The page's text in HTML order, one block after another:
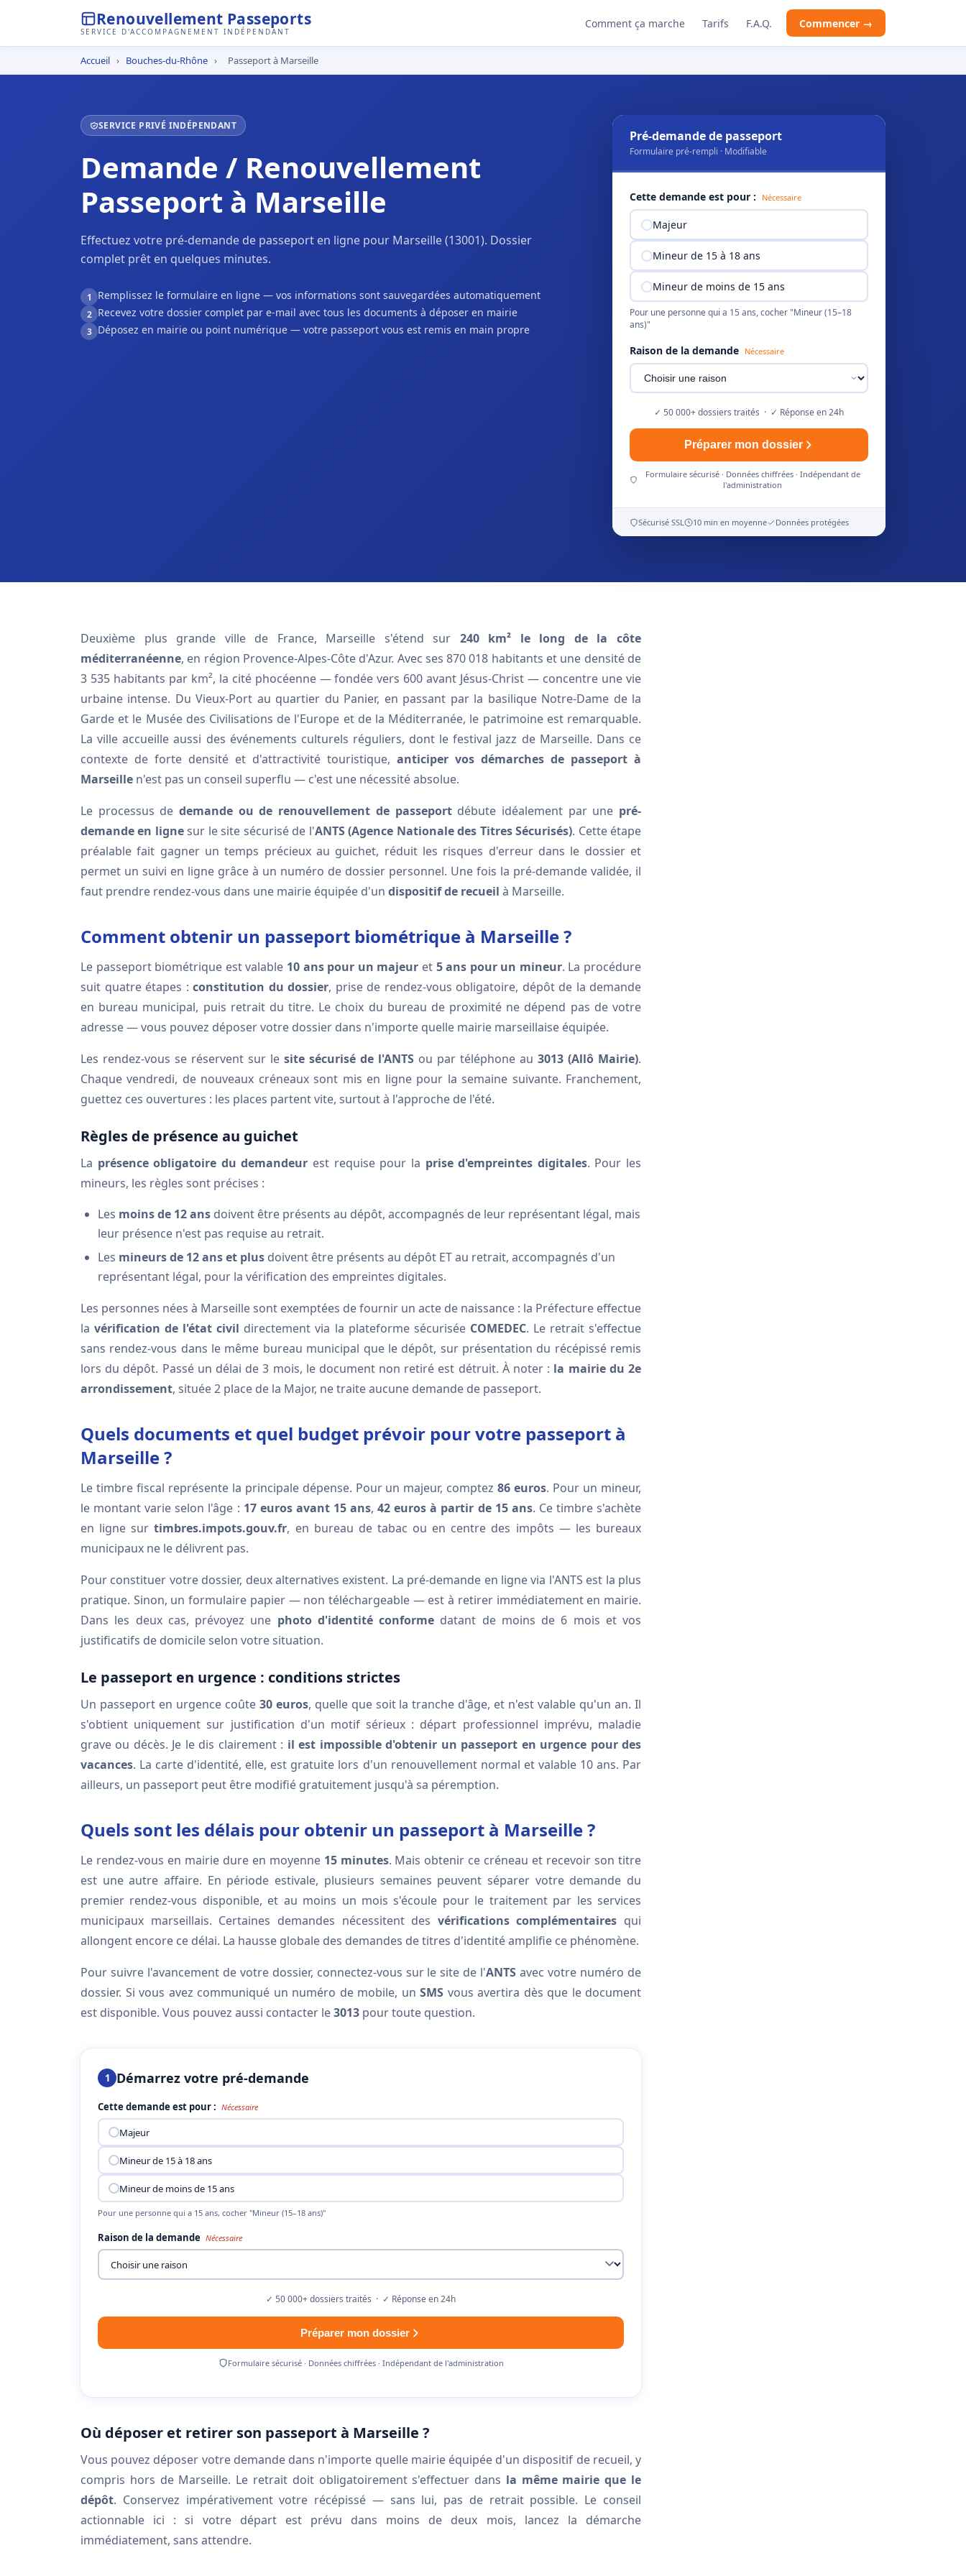
Renouvellement Passeports
SERVICE D'ACCOMPAGNEMENT INDÉPENDANT
Comment ça marche Tarifs F.A.Q. Commencer →
Accueil › Bouches-du-Rhône › Passeport à Marseille
SERVICE PRIVÉ INDÉPENDANT
Demande / Renouvellement
Passeport à Marseille
Effectuez votre pré-demande de passeport en ligne pour Marseille (13001). Dossier
complet prêt en quelques minutes.
1 Remplissez le formulaire en ligne — vos informations sont sauvegardées automatiquement
2 Recevez votre dossier complet par e-mail avec tous les documents à déposer en mairie
3 Déposez en mairie ou point numérique — votre passeport vous est remis en main propre
Pré-demande de passeport
Formulaire pré-rempli · Modifiable
Cette demande est pour : Nécessaire
Majeur
Mineur de 15 à 18 ans
Mineur de moins de 15 ans
Pour une personne qui a 15 ans, cocher "Mineur (15–18
ans)"
Raison de la demande Nécessaire
✓ 50 000+ dossiers traités · ✓ Réponse en 24h
Préparer mon dossier
Formulaire sécurisé · Données chiffrées · Indépendant de
l'administration
Sécurisé SSL 10 min en moyenne Données protégées
Deuxième plus grande ville de France, Marseille s'étend sur 240 km² le long de la côte
méditerranéenne, en région Provence-Alpes-Côte d'Azur. Avec ses 870 018 habitants et une densité de
3 535 habitants par km², la cité phocéenne — fondée vers 600 avant Jésus-Christ — concentre une vie
urbaine intense. Du Vieux-Port au quartier du Panier, en passant par la basilique Notre-Dame de la
Garde et le Musée des Civilisations de l'Europe et de la Méditerranée, le patrimoine est remarquable.
La ville accueille aussi des événements culturels réguliers, dont le festival jazz de Marseille. Dans ce
contexte de forte densité et d'attractivité touristique, anticiper vos démarches de passeport à
Marseille n'est pas un conseil superflu — c'est une nécessité absolue.
Le processus dedemande ou de renouvellement de passeportdébute idéalement par une pré-
demande en lignesur le site sécurisé de l'ANTS (Agence Nationale des Titres Sécurisés). Cette étape
préalable fait gagner un temps précieux au guichet, réduit les risques d'erreur dans le dossier et
permet un suivi en ligne grâce à un numéro de dossier personnel. Une fois la pré-demande validée, il
faut prendre rendez-vous dans une mairie équipée d'un dispositif de recueil à Marseille.
Comment obtenir un passeport biométrique à Marseille ?
Le passeport biométrique est valable 10 ans pour un majeur et 5 ans pour un mineur. La procédure
suit quatre étapes : constitution du dossier, prise de rendez-vous obligatoire, dépôt de la demande
en bureau municipal, puis retrait du titre. Le choix du bureau de proximité ne dépend pas de votre
adresse — vous pouvez déposer votre dossier dans n'importe quelle mairie marseillaise équipée.
Les rendez-vous se réservent sur le site sécurisé de l'ANTS ou par téléphone au 3013 (Allô Mairie).
Chaque vendredi, de nouveaux créneaux sont mis en ligne pour la semaine suivante. Franchement,
guettez ces ouvertures : les places partent vite, surtout à l'approche de l'été.
Règles de présence au guichet
La présence obligatoire du demandeur est requise pour la prise d'empreintes digitales. Pour les
mineurs, les règles sont précises :
Les moins de 12 ans doivent être présents au dépôt, accompagnés de leur représentant légal, mais
leur présence n'est pas requise au retrait.
Les mineurs de 12 ans et plus doivent être présents au dépôt ET au retrait, accompagnés d'un
représentant légal, pour la vérification des empreintes digitales.
Les personnes nées à Marseille sont exemptées de fournir un acte de naissance : la Préfecture effectue
lavérification de l'état civil directement via la plateforme sécurisée COMEDEC. Le retrait s'effectue
sans rendez-vous dans le même bureau municipal que le dépôt, sur présentation du récépissé remis
lors du dépôt. Passé un délai de 3 mois, le document non retiré est détruit. À noter : la mairie du 2e
arrondissement, située 2 place de la Major, ne traite aucune demande de passeport.
Quels documents et quel budget prévoir pour votre passeport à
Marseille ?
Le timbre fiscal représente la principale dépense. Pour un majeur, comptez86 euros. Pour un mineur,
le montant varie selon l'âge : 17 euros avant 15 ans,42 euros à partir de 15 ans. Ce timbre s'achète
en ligne surtimbres.impots.gouv.fr, en bureau de tabac ou en centre des impôts — les bureaux
municipaux ne le délivrent pas.
Pour constituer votre dossier, deux alternatives existent. La pré-demande en ligne via l'ANTS est la plus
pratique. Sinon, un formulaire papier — non téléchargeable — est à retirer immédiatement en mairie.
Dans les deux cas, prévoyez une photo d'identité conforme datant de moins de 6 mois et vos
justificatifs de domicile selon votre situation.
Le passeport en urgence : conditions strictes
Un passeport en urgence coûte 30 euros, quelle que soit la tranche d'âge, et n'est valable qu'un an. Il
s'obtient uniquement sur justification d'un motif sérieux : départ professionnel imprévu, maladie
grave ou décès. Je le dis clairement : il est impossible d'obtenir un passeport en urgence pour des
vacances. La carte d'identité, elle, est gratuite lors d'un renouvellement normal et valable 10 ans. Par
ailleurs, un passeport peut être modifié gratuitement jusqu'à sa péremption.
Quels sont les délais pour obtenir un passeport à Marseille ?
Le rendez-vous en mairie dure en moyenne 15 minutes. Mais obtenir ce créneau et recevoir son titre
est une autre affaire. En période estivale, plusieurs semaines peuvent séparer votre demande du
premier rendez-vous disponible, et au moins un mois s'écoule pour le traitement par les services
municipaux marseillais. Certaines demandes nécessitent des vérifications complémentaires qui
allongent encore ce délai. La hausse globale des demandes de titres d'identité amplifie ce phénomène.
Pour suivre l'avancement de votre dossier, connectez-vous sur le site de l'ANTS avec votre numéro de
dossier. Si vous avez communiqué un numéro de mobile, un SMS vous avertira dès que le document
est disponible. Vous pouvez aussi contacter le3013 pour toute question.
1 Démarrez votre pré-demande
Cette demande est pour : Nécessaire
Majeur
Mineur de 15 à 18 ans
Mineur de moins de 15 ans
Pour une personne qui a 15 ans, cocher "Mineur (15–18 ans)"
Raison de la demande Nécessaire
✓ 50 000+ dossiers traités · ✓ Réponse en 24h
Préparer mon dossier
Formulaire sécurisé · Données chiffrées · Indépendant de l'administration
Où déposer et retirer son passeport à Marseille ?
Vous pouvez déposer votre demande dans n'importe quelle mairie équipée d'un dispositif de recueil, y
compris hors de Marseille. Le retrait doit obligatoirement s'effectuer dans la même mairie que le
dépôt. Conservez impérativement votre récépissé — sans lui, pas de retrait possible. Le conseil
actionnable ici : si votre départ est prévu dans moins de deux mois, lancez la démarche
immédiatement, sans attendre.